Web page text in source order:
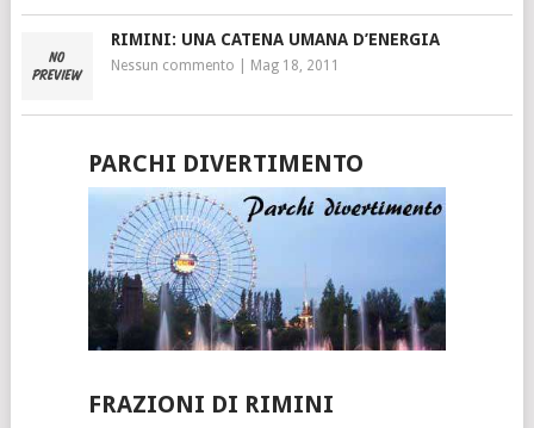
RIMINI: UNA CATENA UMANA D’ENERGIA
Nessun commento Mag 18, 2011
PARCHI DIVERTIMENTO
FRAZIONI DI RIMINI